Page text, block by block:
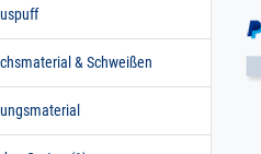
& Schweißen